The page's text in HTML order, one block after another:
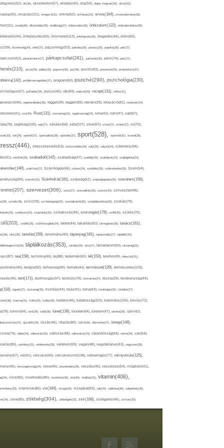
ok(36), okostelefon(57), oktatás(40), olaj(50), olajos magvak(34), olcsó(33),
olvasás(101), omega-3(31), online(52), orrfolyás(24), orvos(164), orvostudomány(26),
óvoda(26), öltözködés(35), önállóság(27), önbecsülés(36), önbizalom(122), önbizalomhiány(28),
önfejlesztés(59), önismeret(113), önkifejezés(26), öregedés(46), öröm(69),
őszinteség(34), ötlet(37), pajzsmirigy(53), pakolás(30), panasz(25), paprika(28), pár(27),
páratartalom(27), párkapcsolat(241), pattanás(30), pénz(74), piac(27),
pizza(25), pollen(32), popcorn(35), por(26), pozitív(83), prevenció(25), probiotikum(37),
problémamegoldás(27), program(60), psziché(290), pszichológia(230),
puffadás(34), pulzus(45), rák(69), reakció(33), recept(131), reflux(31),
regenerálódás(28), reggel(39), reggeli(89), reklám(39), relaxáció(81), rendszer(24),
rizs(34), Rost(131), rozmaring(24), rugalmasság(24), ruha(42), rutin(47), sajt(67),
segítség(100), sejt(27), sérülés(58), séta(107), siker(67), sírás(27), smink(37), só(70),
sör(26), spenót(27), spiritualitás(28), spórolás(37), sport(528), sportoló(31), strand(35),
stresszkezelés(53), stresszoldás(34), súly(25), súlyzó(24), sütemény(94),
sütőtök(25), szabadidő(142), szabadság(47), szabály(25), szabályok(24), szájhigiénia(24),
szakítás(27), Számítógép(46), száraz(24), szédülés(35), székrekedés(25), Szem(54),
szemét(32), Szénhidrát(181), szépség(52), szépségápolás(26), szerelem(156),
szervezet(306), szex(27), szexualitás(25), szezon(34), szilveszter(48),
színek(36), szív(109), szívbetegség(32), szocializáció(30), szódabikarbóna(35), szokás(79),
szolárium(24), szoptatás(33), szórakozás(45), szorongás(178), szőlő(25), szülés(70),
szülők(25), szűrővizsgálat(34), tablet(44), takarítás(50), támogatás(36), tanács(161),
tánc(26), tanulás(159), tanulmány(40), tápanyag(181), tapasztalat(27), táplálék(34),
táplálkozás(353), tárolás(29), társ(27), társadalom(50), társaság(31),
tea(158), technika(46), tej(88), tejtermék(60), tél(153), telefon(49), televízió(31),
terápia(92), terhesség(96), termék(44), természet(129), természetes(103),
test(171), testmozgás(97), testsúly(79), testtartás(27), tészta(39), tevékenység(44),
tippek(27), tisztaság(35), tisztítás(44), tojás(91), torna(43), torokfájás(32), törődés(27),
trauma(31), trükk(25), tudás(30), tudatos(46), tudatosság(115), tudomány(106), túlsúly(72),
turmix(64), túró(29), tüdő(28), tünet(139), tünetek(64), türelem(47), uborka(26), újév(42),
újszülött(26), úszás(46), Utazás(85), Üdítő(26), ülőmunka(27), ünnep(148),
válás(24), választás(29), változás(48), változatos(24), várandósság(54), város(24), vas(64),
vashiány(31), védekezés(28), védelem(59), vegán(48), vegetáriánus(43), vegyszer(28),
vér(41), vércukor(49), vércukorszint(108), vérkeringés(77), vérnyomás(125),
vérszegénység(34), vese(46), veszekedés(29), veszély(45), veszélyes(54), világháló(41),
vírus(82), viselkedés(86), viszketés(30), vita(34), vitalitás(31), vitamin(406),
vitaminok(86), víz(184), vizsga(26), vizsgálat(59), zab(34), zabkása(36), zabpehely(36),
zene(85), zöldség(304), zöldségek(32), zsír(166), zsírégetés(46), zsírsav(25)